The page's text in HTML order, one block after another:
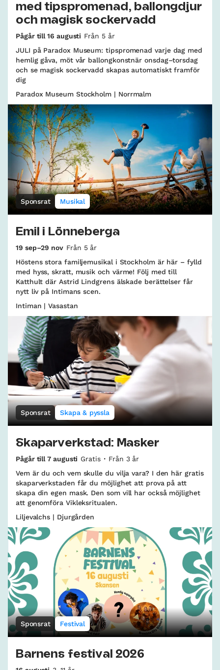
med tipspromenad, ballongdjur
och magisk sockervadd
Pågår till 16 augusti Från 5 år
JULI på Paradox Museum: tipspromenad varje dag med
hemlig gåva, möt vår ballongkonstnär onsdag–torsdag
och se magisk sockervadd skapas automatiskt framför
dig
Paradox Museum Stockholm | Norrmalm
Sponsrat Musikal
Emil i Lönneberga
19 sep–29 nov Från 5 år
Höstens stora familjemusikal i Stockholm är här – fylld
med hyss, skratt, musik och värme! Följ med till
Katthult där Astrid Lindgrens älskade berättelser får
nytt liv på Intimans scen.
Intiman | Vasastan
Sponsrat Skapa & pyssla
Skaparverkstad: Masker
Pågår till 7 augusti Gratis
Från 3 år
Vem är du och vem skulle du vilja vara? I den här gratis
skaparverkstaden får du möjlighet att prova på att
skapa din egen mask. Den som vill har också möjlighet
att genomföra Vikleksritualen.
Liljevalchs | Djurgården
Sponsrat Festival
Barnens festival 2026